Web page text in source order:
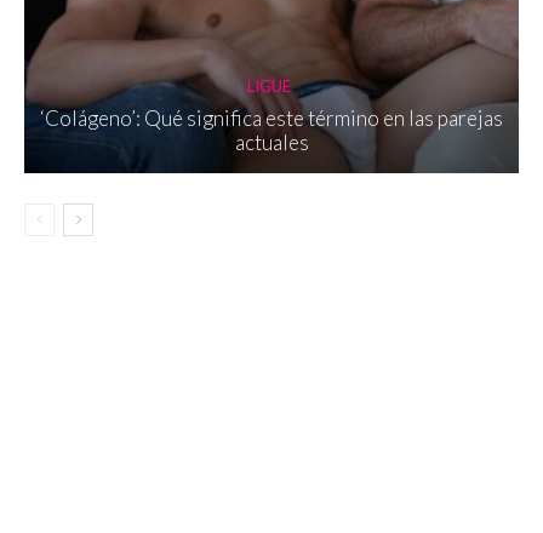
LIGUE
‘Colágeno’: Qué significa este término en las parejas
actuales